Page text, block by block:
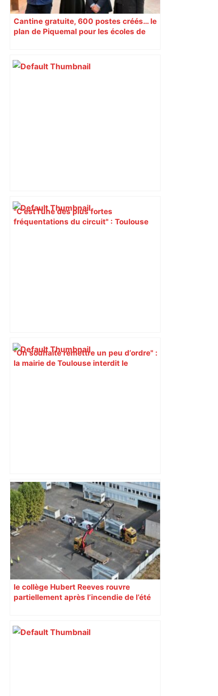
Cantine gratuite, 600 postes créés… le
plan de Piquemal pour les écoles de
"C’est l’une des plus fortes
fréquentations du circuit" : Toulouse
"On souhaite remettre un peu d’ordre" :
la mairie de Toulouse interdit le
"C'est la reprise des bouchons et c'est
horrible", plus de 17 km de
ralentissements autour de Toulouse ce
jeudi matin, on vous donne les
secteurs à éviter – ladepeche.fr
le collège Hubert Reeves rouvre
partiellement après l’incendie de l’été